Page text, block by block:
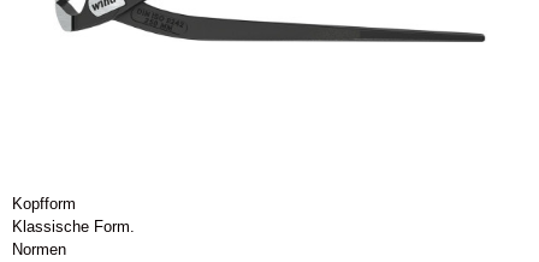
Kopfform
Klassische Form.
Normen